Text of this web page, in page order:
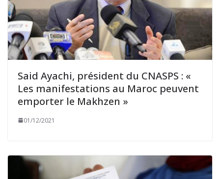
Said Ayachi, président du CNASPS : «
Les manifestations au Maroc peuvent
emporter le Makhzen »
01/12/2021